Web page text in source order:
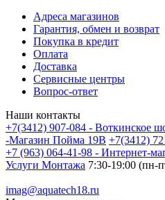
Адреса магазинов
Гарантия, обмен и возврат
Покупка в кредит
Оплата
Доставка
Сервисные центры
Вопрос-ответ
Наши контакты
+7(3412) 907-084 - Воткинское
-Магазин Пойма 19В +7(3412)
+7 (963) 064-41-98 - Интернет-
Услуги Монтажа 7:30-19:00 (пн-
imag@aquatech18.ru